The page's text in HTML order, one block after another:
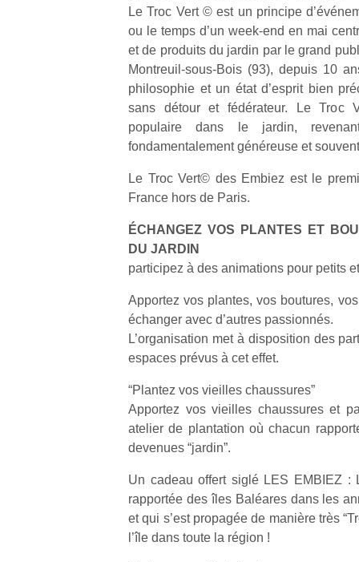
Le Troc Vert © est un principe
ou le temps d’un week-end en mai
et de produits du jardin par le grand
Montreuil-sous-Bois (93), depuis 10
philosophie et un état d’esprit bien
sans détour et fédérateur. Le Troc
populaire dans le jardin,
fondamentalement généreuse et
Le Troc Vert© des Embiez est le
France hors de Paris.
ÉCHANGEZ VOS PLANTES ET
DU JARDIN
participez à des animations pour petits
Apportez vos plantes, vos boutures,
échanger avec d’autres passionnés.
L’organisation met à disposition des
espaces prévus à cet effet.
“Plantez vos vieilles chaussures”
Apportez vos vieilles chaussures et
atelier de plantation où chacun
devenues “jardin”.
Un cadeau offert siglé LES EMBIEZ :
rapportée des îles Baléares dans les
et qui s’est propagée de manière très
l’île dans toute la région !